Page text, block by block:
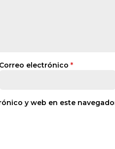
Correo electrónico *
y web en este